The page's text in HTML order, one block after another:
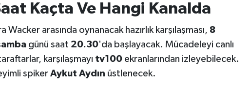
Kaçta Ve Hangi Kanalda
Wacker arasında oynanacak hazırlık karşılaşması, 8
günü saat 20.30'da başlayacak. Mücadeleyi canlı
karşılaşmayı tv100ekranlarından izleyebilecek.
spiker Aykut Aydın üstlenecek.